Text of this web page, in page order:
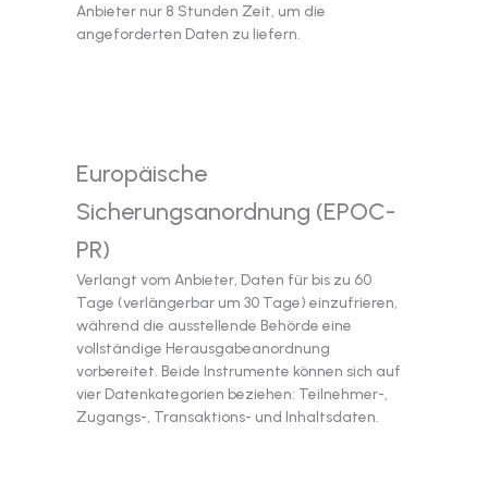
Anbieter nur 8 Stunden Zeit, um die
angeforderten Daten zu liefern.
Europäische
Sicherungsanordnung (EPOC-
PR)
Verlangt vom Anbieter, Daten für bis zu 60
Tage (verlängerbar um 30 Tage) einzufrieren,
während die ausstellende Behörde eine
vollständige Herausgabeanordnung
vorbereitet. Beide Instrumente können sich auf
vier Datenkategorien beziehen: Teilnehmer-,
Zugangs-, Transaktions- und Inhaltsdaten.